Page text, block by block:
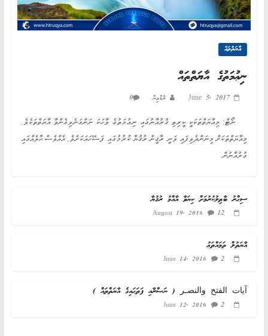
އާޔަތްތައް
ނިޢުމަތުގެ އާޔަތްތައް
June 5, 2017 އެޑްމިން 0
ނޯޓް: މިއާޔަތްތަކަކީ ކީރިތި ޤުރުއާނުގައި ނިޢުމަތުގެ ވާހަކަ ނަންގަނެވިގެންވާ އާޔަތްތަކެވެ.
މިއާޔަތްތަކަށް މިނަންދެވިފައި ވަނީ ރާޤީން ރުޤުޔާ ކުރުމުގައި ފަސޭހައަކަށެވެ. އެއްވެސް ޙާލެއްގައި
ގުރުއާނުން
ސިޙްރު ބާޠިލުކުރުމަށް ކިޔަވާ އާއްމު ރުޤުޔާ
August 19, 2016 12
އާޔަތުލް ތަމައްތަޢު
June 14, 2016 2
آيات الفتح والنصـر ( ނަޞްރާއި ފަތަޙައިގެ އާޔަތްތައް )
June 12, 2016 2